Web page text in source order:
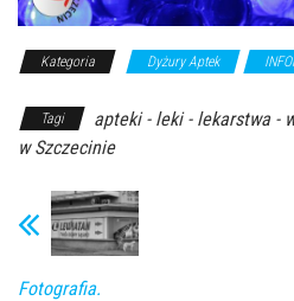
Kategoria Dyżury Aptek
Tagi apteki - leki - lekarstwa -
w Szczecinie
Fotografia.